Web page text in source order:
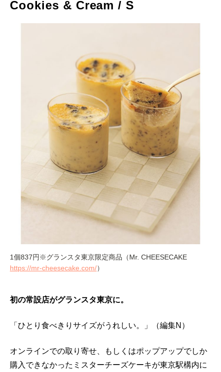
Cookies & Cream / S
1個837円※グランスタ東京限定商品（Mr. CHEESECAKE
https://mr-cheesecake.com/）
初の常設店がグランスタ東京に。
「ひとり食べきりサイズがうれしい。」（編集N）
オンラインでの取り寄せ、もしくはポップアップでしか
購入できなかったミスターチーズケーキが東京駅構内に